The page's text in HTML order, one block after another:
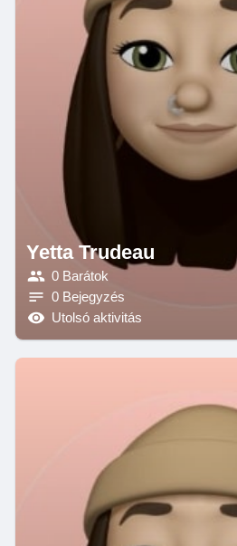
Yetta Trudeau
0 Barátok
0 Bejegyzés
Utolsó aktivitás